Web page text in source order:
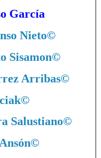
García
Nieto©
Sisamon©
Arribas©
©
Salustiano©
©